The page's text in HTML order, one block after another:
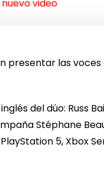
video
presentar las
del dúo: Russ
Stéphane
5, Xbox